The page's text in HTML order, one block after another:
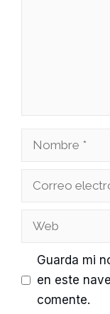
Nombre
Correo
Web
Guarda mi
en este
comente.